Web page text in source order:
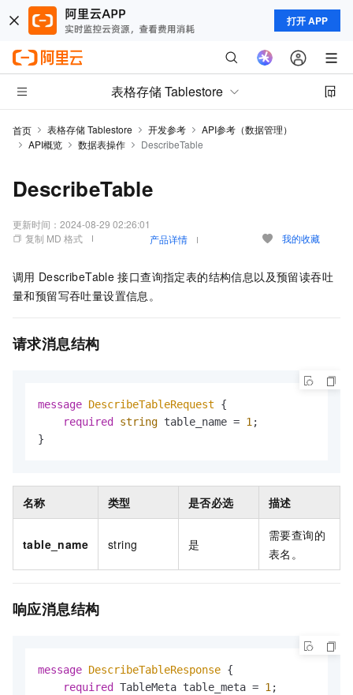
打开 APP
表格存储 Tablestore
首页 表格存储 Tablestore 开发参考
API参考（数据管理）
API概览
数据表操作 DescribeTable
DescribeTable
更新时间： 2024-08-29 02:26:01
复制 MD 格式
产品详情 我的收藏
调用 DescribeTable 接口查询指定表的结构信息以及预留读吞吐
量和预留写吞吐量设置信息。
请求消息结构
message DescribeTableRequest {
required
string table_name = 1 ;
}
名称 类型 是否必选 描述
table_name string 是
需要查询的
表名。
响应消息结构
message DescribeTableResponse {
required
TableMeta table_meta = 1;